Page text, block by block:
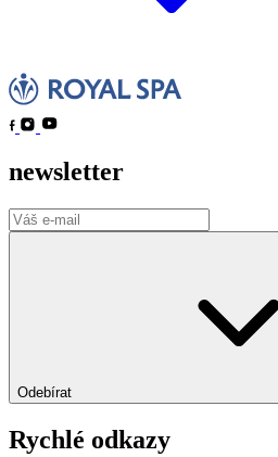
newsletter
Odebírat
Rychlé odkazy